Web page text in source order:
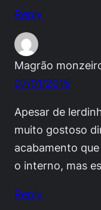
Reply
Magrão
07/01/2015
Apesar de
muito gostoso
acabamento
o interno, mas
Reply